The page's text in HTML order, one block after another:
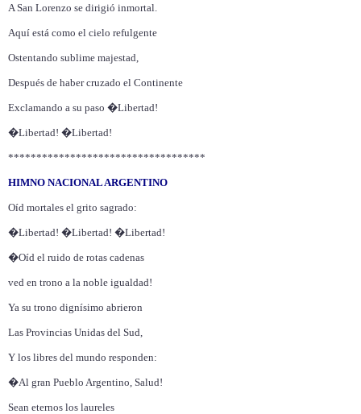
A San Lorenzo se dirigió inmortal.
Aquí está como el cielo refulgente
Ostentando sublime majestad,
Después de haber cruzado el Continente
Exclamando a su paso �Libertad!
�Libertad! �Libertad!
***********************************
HIMNO NACIONAL ARGENTINO
Oíd mortales el grito sagrado:
�Libertad! �Libertad! �Libertad!
�Oíd el ruido de rotas cadenas
ved en trono a la noble igualdad!
Ya su trono dignísimo abrieron
Las Provincias Unidas del Sud,
Y los libres del mundo responden:
�Al gran Pueblo Argentino, Salud!
Sean eternos los laureles